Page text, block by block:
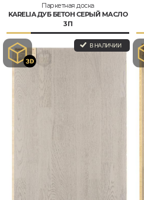
Паркетная доска
KARELIA ДУБ БЕТОН СЕРЫЙ МАСЛО
3П
В НАЛИЧИИ